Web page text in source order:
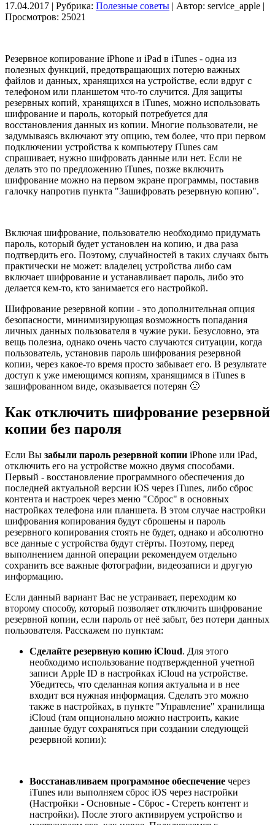
17.04.2017 | Рубрика: Полезные советы | Автор: service_apple |
Просмотров: 25021
Резервное копирование iPhone и iPad в iTunes - одна из
полезных функций, предотвращающих потерю важных
файлов и данных, хранящихся на устройстве, если вдруг с
телефоном или планшетом что-то случится. Для защиты
резервных копий, хранящихся в iTunes, можно использовать
шифрование и пароль, который потребуется для
восстановления данных из копии. Многие пользователи, не
задумываясь включают эту опцию, тем более, что при первом
подключении устройства к компьютеру iTunes сам
спрашивает, нужно шифровать данные или нет. Если не
делать это по предложению iTunes, позже включить
шифрование можно на первом экране программы, поставив
галочку напротив пункта "Зашифровать резервную копию".
Включая шифрование, пользователю необходимо придумать
пароль, который будет установлен на копию, и два раза
подтвердить его. Поэтому, случайностей в таких случаях быть
практически не может: владелец устройства либо сам
включает шифрование и устанавливает пароль, либо это
делается кем-то, кто занимается его настройкой.
Шифрование резервной копии - это дополнительная опция
безопасности, минимизирующая возможность попадания
личных данных пользователя в чужие руки. Безусловно, эта
вещь полезна, однако очень часто случаются ситуации, когда
пользователь, установив пароль шифрования резервной
копии, через какое-то время просто забывает его. В результате
доступ к уже имеющимся копиям, хранящимся в iTunes в
зашифрованном виде, оказывается потерян 🙁
Как отключить шифрование резервной
копии без пароля
Если Вы забыли пароль резервной копии iPhone или iPad,
отключить его на устройстве можно двумя способами.
Первый - восстановление программного обеспечения до
последней актуальной версии iOS через iTunes, либо сброс
контента и настроек через меню "Сброс" в основных
настройках телефона или планшета. В этом случае настройки
шифрования копирования будут сброшены и пароль
резервного копирования стоять не будет, однако и абсолютно
все данные с устройства будут стёрты. Поэтому, перед
выполнением данной операции рекомендуем отдельно
сохранить все важные фотографии, видеозаписи и другую
информацию.
Если данный вариант Вас не устраивает, переходим ко
второму способу, который позволяет отключить шифрование
резервной копии, если пароль от неё забыт, без потери данных
пользователя. Расскажем по пунктам:
Сделайте резервную копию iCloud. Для этого
необходимо использование подтвержденной учетной
записи Apple ID в настройках iCloud на устройстве.
Убедитесь, что сделанная копия актуальна и в нее
входит вся нужная информация. Сделать это можно
также в настройках, в пункте "Управление" хранилища
iCloud (там опционально можно настроить, какие
данные будут сохраняться при создании следующей
резервной копии):
Восстанавливаем программное обеспечение через
iTunes или выполняем сброс iOS через настройки
(Настройки - Основные - Сброс - Стереть контент и
настройки). После этого активируем устройство и